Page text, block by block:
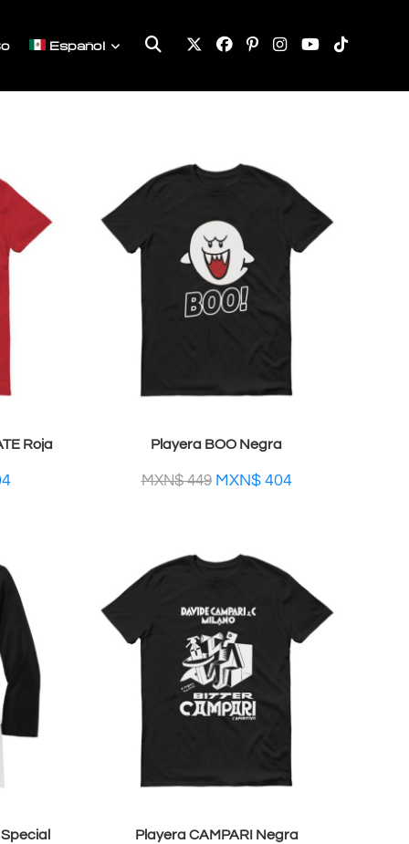
Español Alternar
Roja Playera BOO Negra
MXN$449 MXN$404
Playera CAMPARI Negra